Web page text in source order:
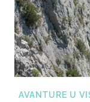
AVANTURE U